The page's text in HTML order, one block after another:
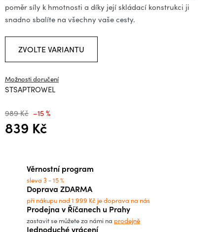
poměr síly k hmotnosti a díky její skládací konstrukci ji
snadno sbalíte na všechny vaše cesty.
ZVOLTE VARIANTU
Možnosti doručení
STSAPTROWEL
989 Kč –15 %
839 Kč
Věrnostní program
sleva 3 - 15 %
Doprava ZDARMA
při nákupu nad 1 999 Kč je doprava na nás
Prodejna v Říčanech u Prahy
zastavit se můžete za námi na prodejně
Jednoduché vrácení